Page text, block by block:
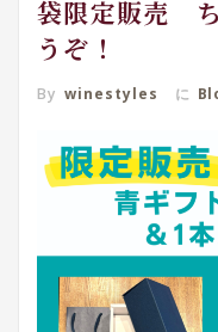
袋限定販売
うぞ！
By winestyles に